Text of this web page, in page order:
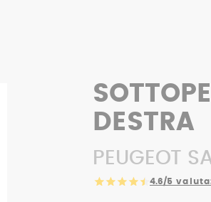
DESTRA
PEUGEOT
4.6/5